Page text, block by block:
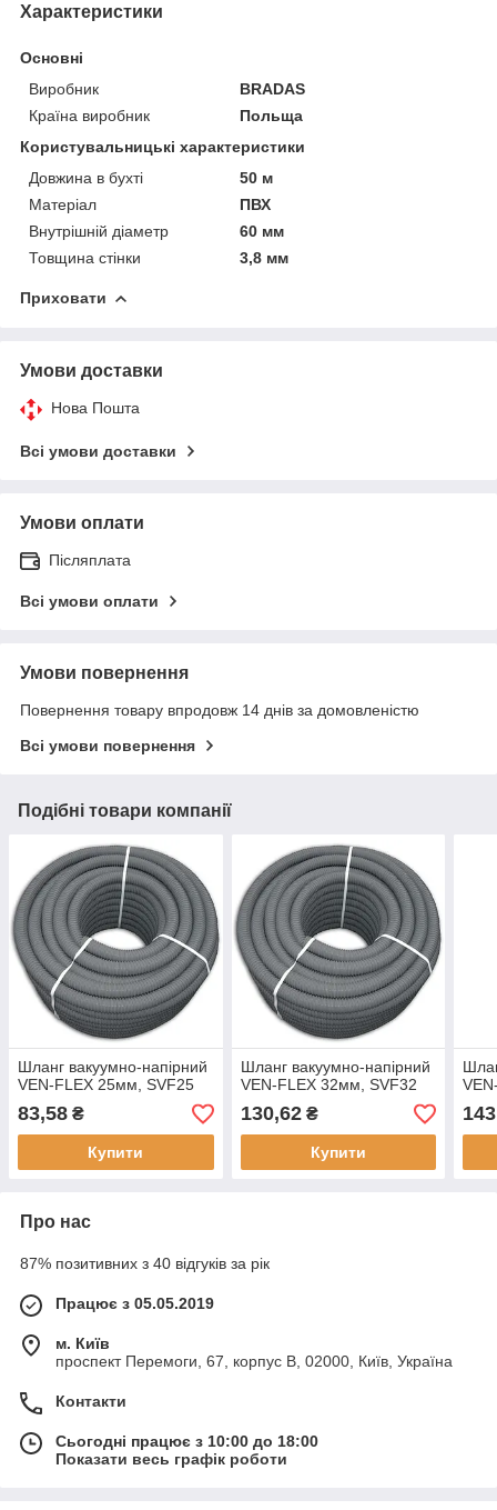
Характеристики
Основні
Виробник
BRADAS
Країна виробник
Польща
Користувальницькі характеристики
Довжина в бухті
50 м
Матеріал
ПВХ
Внутрішній діаметр
60 мм
Товщина стінки
3,8 мм
Приховати
Умови доставки
Нова Пошта
Всі умови доставки
Умови оплати
Післяплата
Всі умови оплати
Умови повернення
Повернення товару впродовж 14 днів за домовленістю
Всі умови повернення
Подібні товари компанії
Шланг вакуумно-напірний
VEN-FLEX 25мм, SVF25
83,58 ₴
Купити
Шланг вакуумно-напірний
VEN-FLEX 32мм, SVF32
130,62₴
Купити
Про нас
87% позитивних з 40 відгуків за рік
Працює з 05.05.2019
м. Київ
проспект Перемоги, 67, корпус В, 02000, Київ, Україна
Контакти
Сьогодні працює з 10:00 до 18:00
Показати весь графік роботи